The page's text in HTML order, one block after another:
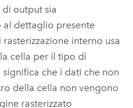
di output sia
al dettaglio presente
interno usa
cella per il tipo di
che i dati che non
della cella non vengono
rasterizzato